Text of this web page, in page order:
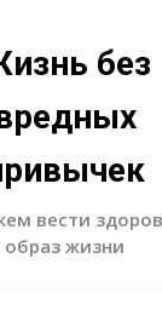
без
вести
образ жизни